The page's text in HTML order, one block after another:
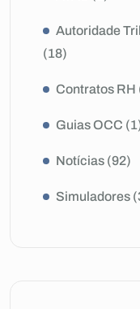
Autoridade
(18)
Contratos RH
Guias OCC
Notícias (92)
Simuladores